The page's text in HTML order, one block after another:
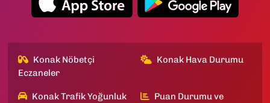
Konak Nöbetçi
Eczaneler
Konak Hava Durumu
Konak Trafik Yoğunluk
Puan Durumu ve